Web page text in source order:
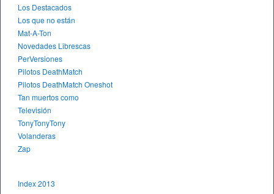
Los Destacados
Los que no están
Mat-A-Ton
Novedades Librescas
PerVersiones
Pilotos DeathMatch
Pilotos DeathMatch Oneshot
Tan muertos como
Televisión
TonyTonyTony
Volanderas
Zap
Index 2013